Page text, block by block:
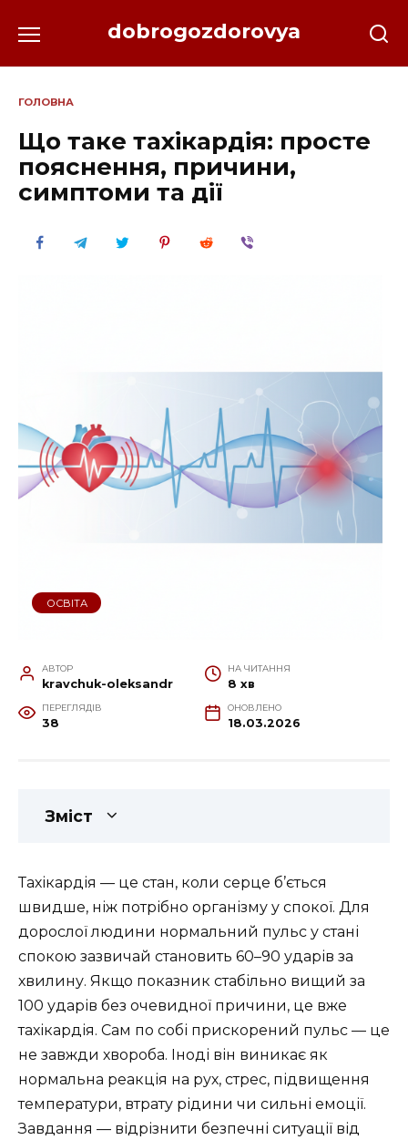
до
dobrogozdorovya
ГОЛОВНА
Що таке тахікардія: просте
пояснення, причини,
симптоми та дії
ОСВІТА
АВТОР
kravchuk-oleksandr
НА ЧИТАННЯ
8 хв
ПЕРЕГЛЯДІВ
38
ОНОВЛЕНО
18.03.2026
Зміст
Тахікардія — це стан, коли серце б’ється
швидше, ніж потрібно організму у спокої. Для
дорослої людини нормальний пульс у стані
спокою зазвичай становить 60–90 ударів за
хвилину. Якщо показник стабільно вищий за
100 ударів без очевидної причини, це вже
тахікардія. Сам по собі прискорений пульс — це
не завжди хвороба. Іноді він виникає як
нормальна реакція на рух, стрес, підвищення
температури, втрату рідини чи сильні емоції.
Завдання — відрізнити безпечні ситуації від